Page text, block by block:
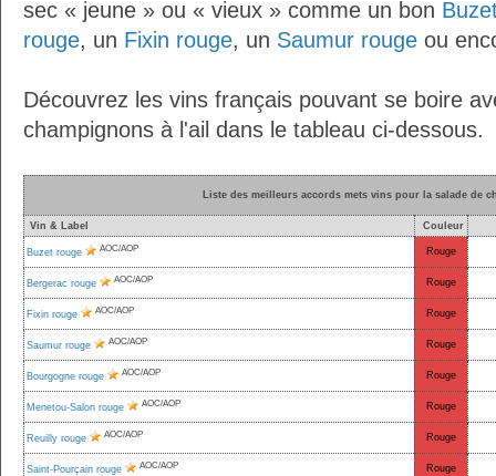
sec « jeune » ou « vieux » comme un bon
rouge, un Fixin rouge, un Saumur rouge ou
Découvrez les vins français pouvant se boire
champignons à l'ail dans le tableau ci-dessous.
Liste des meilleurs accords mets vins pour la salade de
Vin & Label Couleur
Buzet rouge AOC/AOP Rouge
Bergerac rouge AOC/AOP Rouge
Fixin rouge AOC/AOP Rouge
Saumur rouge AOC/AOP Rouge
Bourgogne rouge AOC/AOP Rouge
Menetou-Salon rouge AOC/AOP Rouge
Reuilly rouge AOC/AOP Rouge
Saint-Pourçain rouge AOC/AOP Rouge